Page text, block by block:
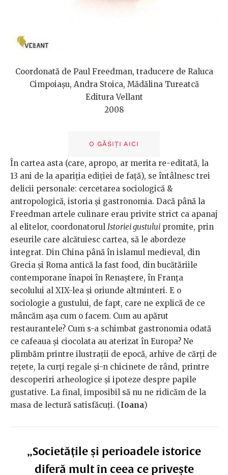
Coordonată de Paul Freedman, traducere de Raluca
Cimpoiașu, Andra Stoica, Mădălina Tureatcă
Editura Vellant
2008
O GĂSIȚI AICI
În cartea asta (care, apropo, ar merita re-editată, la
13 ani de la apariția ediției de față), se întâlnesc trei
delicii personale: cercetarea sociologică &
antropologică, istoria și gastronomia. Dacă până la
Freedman artele culinare erau privite strict ca apanaj
al elitelor, coordonatorul Istoriei gustului promite, prin
eseurile care alcătuiesc cartea, să le abordeze
integrat. Din China până în islamul medieval, din
Grecia și Roma antică la fast food, din bucătăriile
contemporane înapoi în Renaștere, în Franța
secolului al XIX-lea și oriunde altminteri. E o
sociologie a gustului, de fapt, care ne explică de ce
mâncăm așa cum o facem. Cum au apărut
restaurantele? Cum s-a schimbat gastronomia odată
ce cafeaua și ciocolata au aterizat în Europa? Ne
plimbăm printre ilustrații de epocă, arhive de cărți de
rețete, la curți regale și-n chicinete de rând, printre
descoperiri arheologice și ipoteze despre papile
gustative. La final, imposibil să nu ne ridicăm de la
masa de lectură satisfăcuți. (Ioana)
„Societățile și perioadele istorice
diferă mult în ceea ce privește